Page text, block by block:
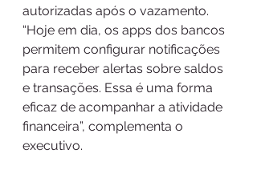
autorizadas após o vazamento.
“Hoje em dia, os apps dos bancos
permitem configurar notificações
para receber alertas sobre saldos
e transações. Essa é uma forma
eficaz de acompanhar a atividade
financeira”, complementa o
executivo.